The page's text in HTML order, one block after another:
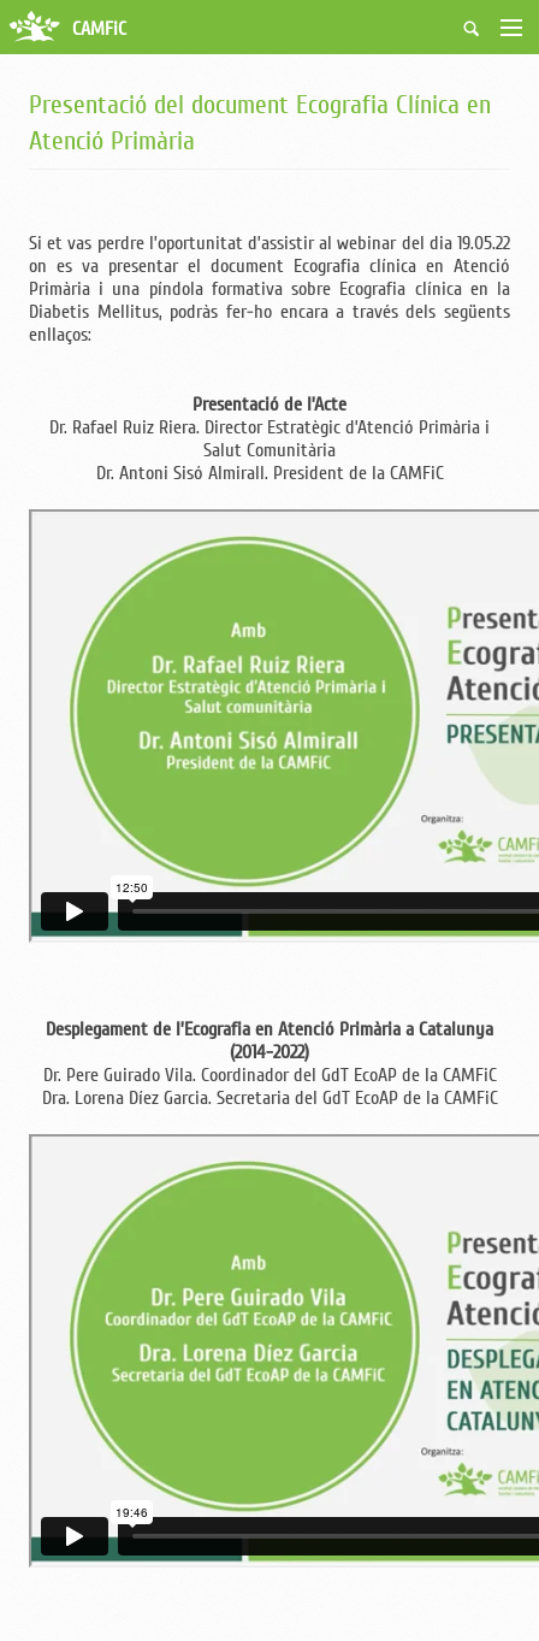
Qui som
Fes-te soci
Biblioteca
Grups i Vocalies
CAMFiC
Presentació del document Ecografia Clínica en
Atenció Primària
Si et vas perdre l’oportunitat d’assistir al webinar del dia 19.05.22
on es va presentar el document Ecografia clínica en Atenció
Primària i una píndola formativa sobre Ecografia clínica en la
Diabetis Mellitus, podràs fer-ho encara a través dels següents
enllaços:
Presentació de l’Acte
Dr. Rafael Ruiz Riera. Director Estratègic d’Atenció Primària i
Salut Comunitària
Dr. Antoni Sisó Almirall. President de la CAMFiC
Desplegament de l’Ecografia en Atenció Primària a Catalunya
(2014-2022)
Dr. Pere Guirado Vila. Coordinador del GdT EcoAP de la CAMFiC
Dra. Lorena Díez Garcia. Secretaria del GdT EcoAP de la CAMFiC